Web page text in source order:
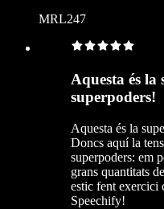
MRL247
Aquesta és la
superpoders!
Aquesta és la
Doncs aquí la
superpoders: em
grans quantitats
estic fent exercici
Speechify!